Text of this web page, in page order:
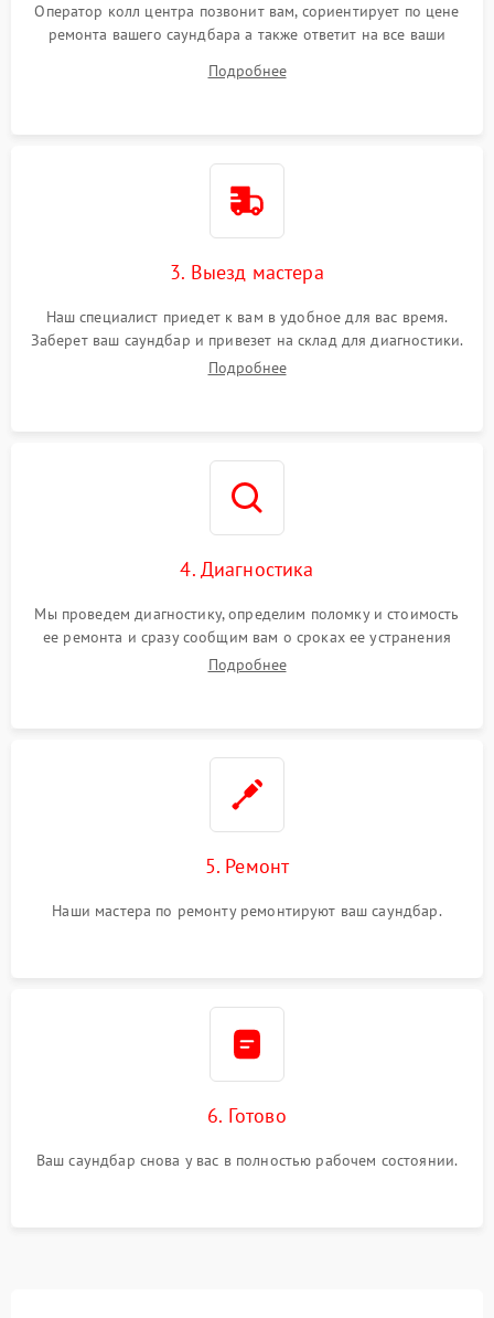
Оператор колл центра позвонит вам, сориентирует по цене
ремонта вашего саундбара а также ответит на все ваши
Подробнее
3. Выезд мастера
Наш специалист приедет к вам в удобное для вас время.
Заберет ваш саундбар и привезет на склад для диагностики.
Подробнее
4. Диагностика
Мы проведем диагностику, определим поломку и стоимость
ее ремонта и сразу сообщим вам о сроках ее устранения
Подробнее
5. Ремонт
Наши мастера по ремонту ремонтируют ваш саундбар.
6. Готово
Ваш саундбар снова у вас в полностью рабочем состоянии.